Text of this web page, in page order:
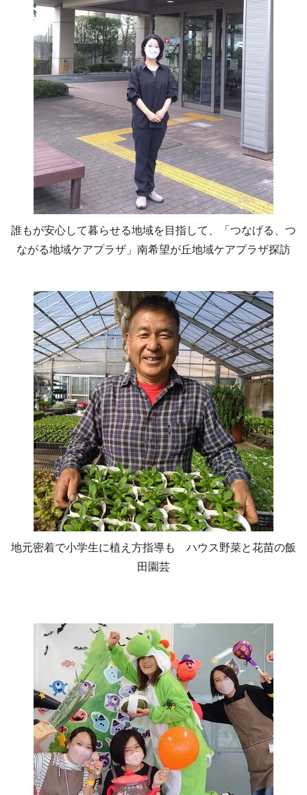
誰もが安心して暮らせる地域を目指して、「つなげる、つ
ながる地域ケアプラザ」南希望が丘地域ケアプラザ探訪
地元密着で小学生に植え方指導も ハウス野菜と花苗の飯
田園芸